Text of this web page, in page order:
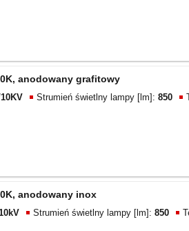
anodowany grafitowy
Strumień świetlny lampy [lm]: 850
anodowany inox
Strumień świetlny lampy [lm]: 850